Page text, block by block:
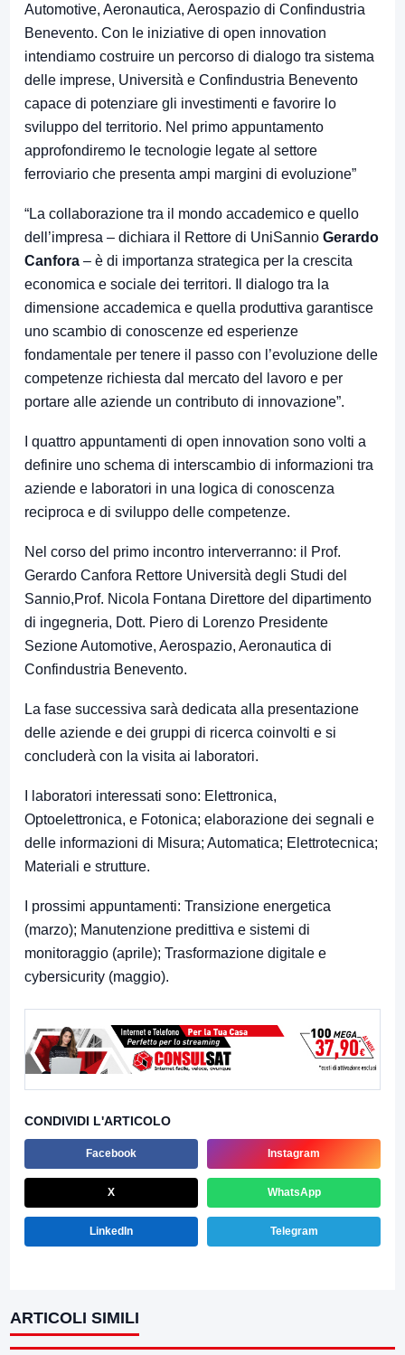
Automotive, Aeronautica, Aerospazio di Confindustria
Benevento. Con le iniziative di open innovation
intendiamo costruire un percorso di dialogo tra sistema
delle imprese, Università e Confindustria Benevento
capace di potenziare gli investimenti e favorire lo
sviluppo del territorio. Nel primo appuntamento
approfondiremo le tecnologie legate al settore
ferroviario che presenta ampi margini di evoluzione”
“La collaborazione tra il mondo accademico e quello
dell’impresa – dichiara il Rettore di UniSannio Gerardo
Canfora – è di importanza strategica per la crescita
economica e sociale dei territori. Il dialogo tra la
dimensione accademica e quella produttiva garantisce
uno scambio di conoscenze ed esperienze
fondamentale per tenere il passo con l’evoluzione delle
competenze richiesta dal mercato del lavoro e per
portare alle aziende un contributo di innovazione”.
I quattro appuntamenti di open innovation sono volti a
definire uno schema di interscambio di informazioni tra
aziende e laboratori in una logica di conoscenza
reciproca e di sviluppo delle competenze.
Nel corso del primo incontro interverranno: il Prof.
Gerardo Canfora Rettore Università degli Studi del
Sannio,Prof. Nicola Fontana Direttore del dipartimento
di ingegneria, Dott. Piero di Lorenzo Presidente
Sezione Automotive, Aerospazio, Aeronautica di
Confindustria Benevento.
La fase successiva sarà dedicata alla presentazione
delle aziende e dei gruppi di ricerca coinvolti e si
concluderà con la visita ai laboratori.
I laboratori interessati sono: Elettronica,
Optoelettronica, e Fotonica; elaborazione dei segnali e
delle informazioni di Misura; Automatica; Elettrotecnica;
Materiali e strutture.
I prossimi appuntamenti: Transizione energetica
(marzo); Manutenzione predittiva e sistemi di
monitoraggio (aprile); Trasformazione digitale e
cybersicurity (maggio).
CONDIVIDI L'ARTICOLO
Facebook Instagram
X WhatsApp
LinkedIn Telegram
ARTICOLI SIMILI